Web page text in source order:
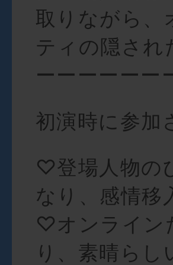
取りながら、
ティの隠され
ーーーーーー
初演時に参加
♡登場人物の
なり、感情移
♡オンライン
り、素晴ら